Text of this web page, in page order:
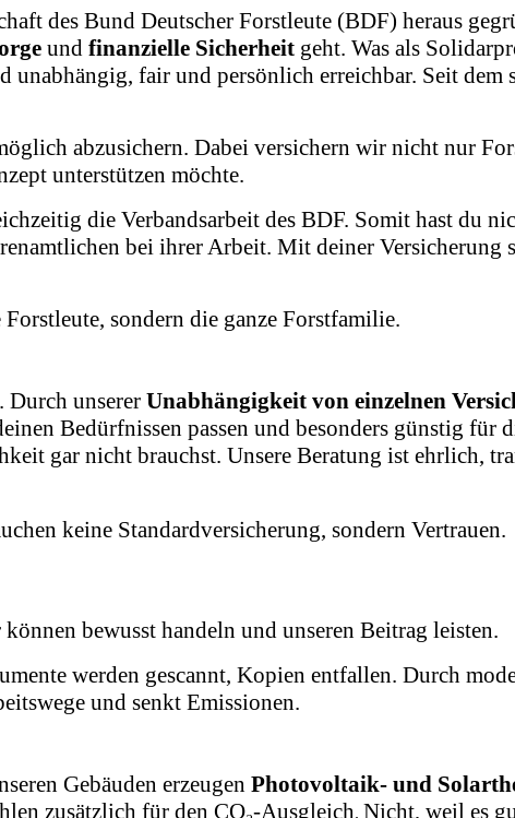
des Bund Deutscher Forstleute (BDF) heraus
und finanzielle Sicherheit geht. Was als
fair und persönlich erreichbar. Seit dem
abzusichern. Dabei versichern wir nicht nur
unterstützen möchte.
die Verbandsarbeit des BDF. Somit hast du
bei ihrer Arbeit. Mit deiner Versicherung
sondern die ganze Forstfamilie.
Durch unserer Unabhängigkeit von einzelnen
Bedürfnissen passen und besonders günstig für
gar nicht brauchst. Unsere Beratung ist ehrlich,
keine Standardversicherung, sondern Vertrauen.
bewusst handeln und unseren Beitrag leisten.
werden gescannt, Kopien entfallen. Durch
und senkt Emissionen.
Gebäuden erzeugen Photovoltaik- und
zusätzlich für den CO₂-Ausgleich. Nicht, weil es